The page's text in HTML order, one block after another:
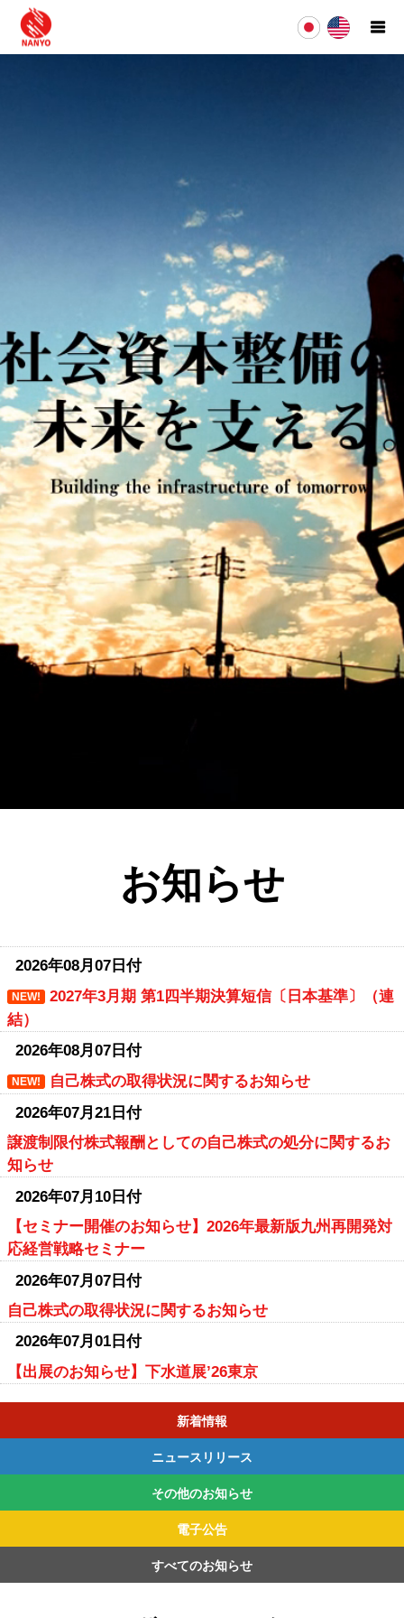
お知らせ
2026年08月07日付
NEW!
2027年3月期 第1四半期決算短信〔日本基準〕（連
結）
2026年08月07日付
NEW!
自己株式の取得状況に関するお知らせ
2026年07月21日付
譲渡制限付株式報酬としての自己株式の処分に関するお
知らせ
2026年07月10日付
【セミナー開催のお知らせ】2026年最新版九州再開発対
応経営戦略セミナー
2026年07月07日付
自己株式の取得状況に関するお知らせ
2026年07月01日付
【出展のお知らせ】下水道展’26東京
新着情報
ニュースリリース
2026年
2025年
2024年
2023年
2022年
その他のお知らせ
2026年
2025年
2024年
2023年
2022年
電子公告
すべてのお知らせ